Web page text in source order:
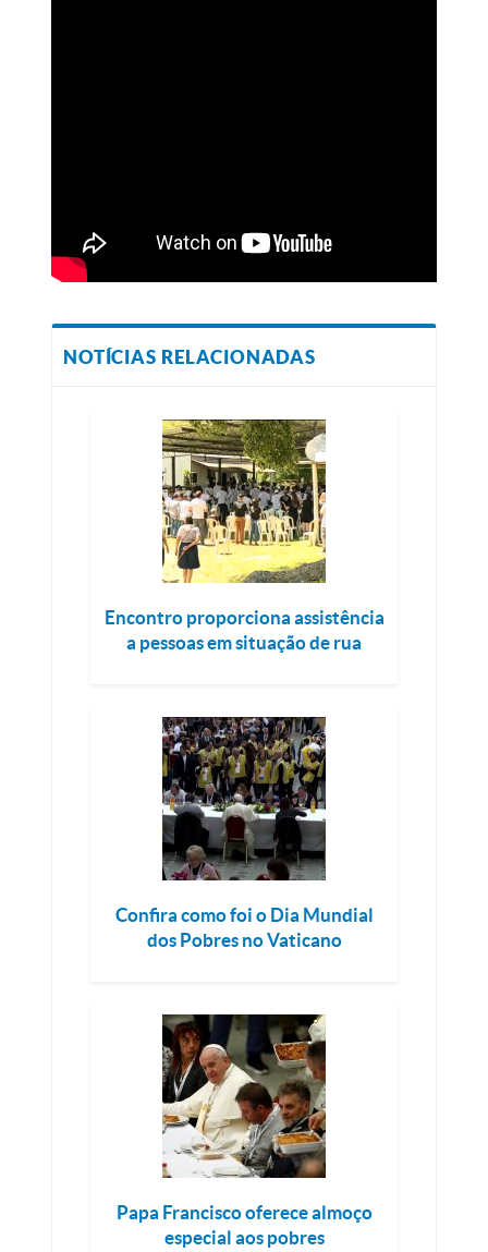
NOTÍCIAS RELACIONADAS
Encontro proporciona assistência
a pessoas em situação de rua
Confira como foi o Dia Mundial
dos Pobres no Vaticano
Papa Francisco oferece almoço
especial aos pobres